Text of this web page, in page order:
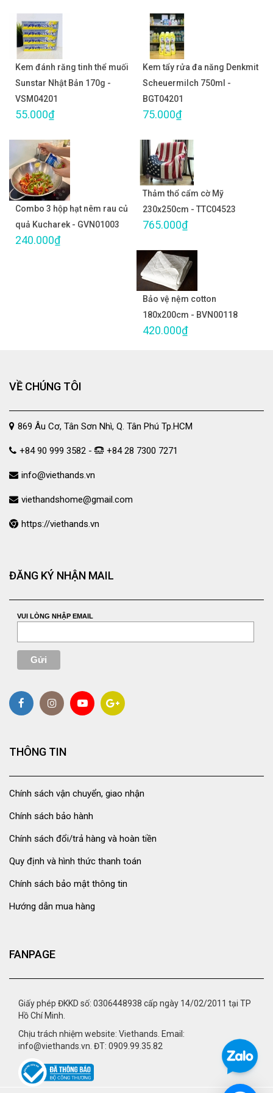
Kem đánh răng tinh thể muối
Sunstar Nhật Bản 170g -
VSM04201
55.000₫
Kem tẩy rửa đa năng Denkmit
Scheuermilch 750ml -
BGT04201
75.000₫
Combo 3 hộp hạt nêm rau củ
quả Kucharek - GVN01003
240.000₫
Thảm thổ cẩm cờ Mỹ
230x250cm - TTC04523
765.000₫
Bảo vệ nệm cotton
180x200cm - BVN00118
420.000₫
VỀ CHÚNG TÔI
869 Âu Cơ, Tân Sơn Nhì, Q. Tân Phú Tp.HCM
+84 90 999 3582 - +84 28 7300 7271
info@viethands.vn
viethandshome@gmail.com
https://viethands.vn
ĐĂNG KÝ NHẬN MAIL
VUI LÒNG NHẬP EMAIL
THÔNG TIN
Chính sách vận chuyển, giao nhận
Chính sách bảo hành
Chính sách đổi/trả hàng và hoàn tiền
Quy định và hình thức thanh toán
Chính sách bảo mật thông tin
Hướng dẫn mua hàng
FANPAGE
Giấy phép ĐKKD số: 0306448938 cấp ngày 14/02/2011 tại TP
Hồ Chí Minh.
Chịu trách nhiệm website: Viethands. Email:
info@viethands.vn. ĐT: 0909.99.35.82